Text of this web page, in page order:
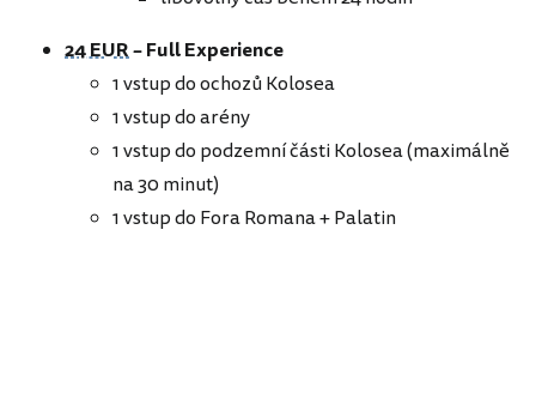
24 EUR– Full Experience
1 vstup do ochozů Kolosea
1 vstup do arény
1 vstup do podzemní části Kolosea (maximálně
na 30 minut)
1 vstup do Fora Romana + Palatin